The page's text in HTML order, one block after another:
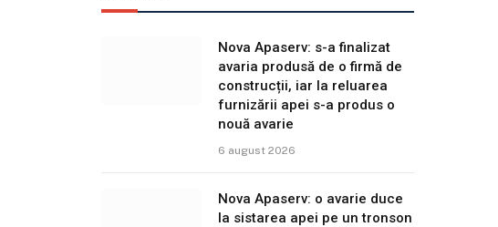
Nova Apaserv: s-a finalizat
avaria produsă de o firmă de
construcții, iar la reluarea
furnizării apei s-a produs o
nouă avarie
6 august 2026
Nova Apaserv: o avarie duce
la sistarea apei pe un tronson